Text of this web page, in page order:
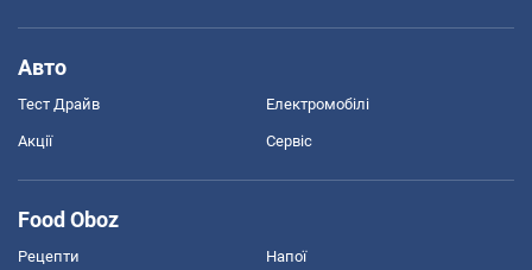
Авто
Тест Драйв Електромобілі
Акції Сервіс
Food Oboz
Рецепти Напої